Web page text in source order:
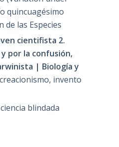
quincuagésimo
de las Especies
cientifista 2.
por la confusión,
| Biología y
invento
blindada